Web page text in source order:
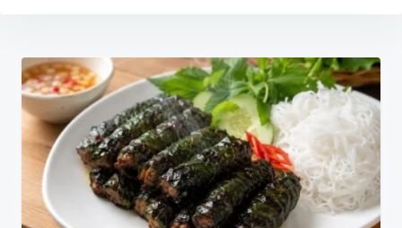
Điều
hướng
bài
viết